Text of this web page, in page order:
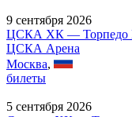
9 сентября 2026
ЦСКА ХК — Торпедо
ЦСКА Арена
Москва,
билеты
5 сентября 2026